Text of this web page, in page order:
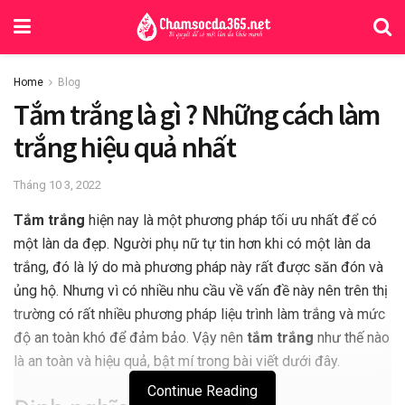
Home Blog
Tắm trắng là gì ? Những cách làm
trắng hiệu quả nhất
Tháng 10 3, 2022
Tắm trắng hiện nay là một phương pháp tối ưu nhất để có
một làn da đẹp. Người phụ nữ tự tin hơn khi có một làn da
trắng, đó là lý do mà phương pháp này rất được săn đón và
ủng hộ. Nhưng vì có nhiều nhu cầu về vấn đề này nên trên thị
trường có rất nhiều phương pháp liệu trình làm trắng và mức
độ an toàn khó để đảm bảo. Vậy nên tắm trắng như thế nào
là an toàn và hiệu quả, bật mí trong bài viết dưới đây.
Continue Reading